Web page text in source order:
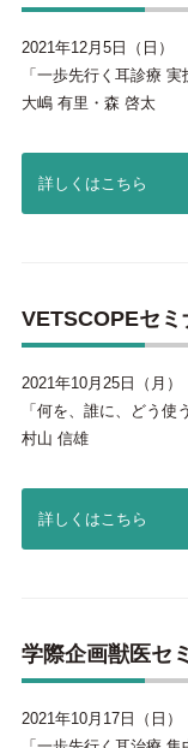
2021年12月5日（日）
「一歩先行く耳診療
大嶋 有里・森 啓太
詳しくはこちら
VETSCOPEセミ
2021年10月25日（月）
「何を、誰に、どう
村山 信雄
詳しくはこちら
学際企画獣医セ
2021年10月17日（日）